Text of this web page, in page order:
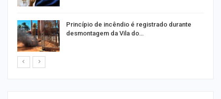
Princípio de incêndio é registrado durante
desmontagem da Vila do…